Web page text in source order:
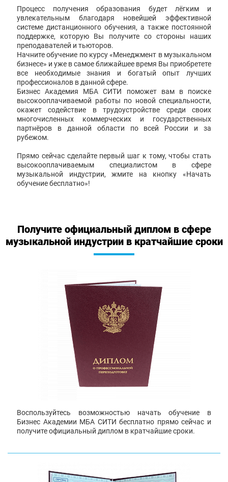
Процесс получения образования будет лёгким и
увлекательным благодаря новейшей эффективной
системе дистанционного обучения, а также постоянной
поддержке, которую Вы получите со стороны наших
преподавателей и тьюторов.
Начните обучение по курсу «Менеджмент в музыкальном
бизнесе» и уже в самое ближайшее время Вы приобретете
все необходимые знания и богатый опыт лучших
профессионалов в данной сфере.
Бизнес Академия МБА СИТИ поможет вам в поиске
высокооплачиваемой работы по новой специальности,
окажет содействие в трудоустройстве среди своих
многочисленных коммерческих и государственных
партнёров в данной области по всей России и за
рубежом.
Прямо сейчас сделайте первый шаг к тому, чтобы стать
высокооплачиваемым специалистом в сфере
музыкальной индустрии, жмите на кнопку «Начать
обучение бесплатно»!
Получите официальный диплом в сфере
музыкальной индустрии в кратчайшие сроки
Воспользуйтесь возможностью начать обучение в
Бизнес Академии МБА СИТИ бесплатно прямо сейчас и
получите официальный диплом в кратчайшие сроки.